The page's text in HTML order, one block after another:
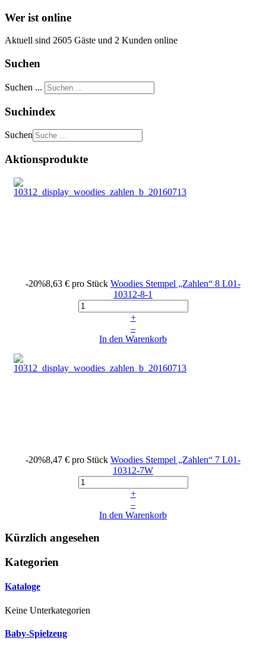
Wer ist online
Aktuell sind 2605 Gäste und 2 Kunden online
Suchen
Suchen ...
Suchindex
Suchen
Aktionsprodukte
-20%8,63 € pro Stück Woodies Stempel „Zahlen“ 8 L01-
10312-8-1
+
–
In den Warenkorb
-20%8,47 € pro Stück Woodies Stempel „Zahlen“ 7 L01-
10312-7W
+
–
In den Warenkorb
Kürzlich angesehen
Kategorien
Kataloge
Keine Unterkategorien
Baby-Spielzeug